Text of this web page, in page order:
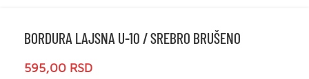
BORDURA LAJSNA U-10 / SREBRO BRUŠENO
595,00 RSD